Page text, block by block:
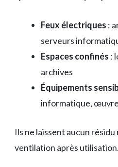
Feux électriques :
serveurs
Espaces confinés :
archives
Équipements
informatique,
Ils ne laissent aucun
ventilation après utilisation.